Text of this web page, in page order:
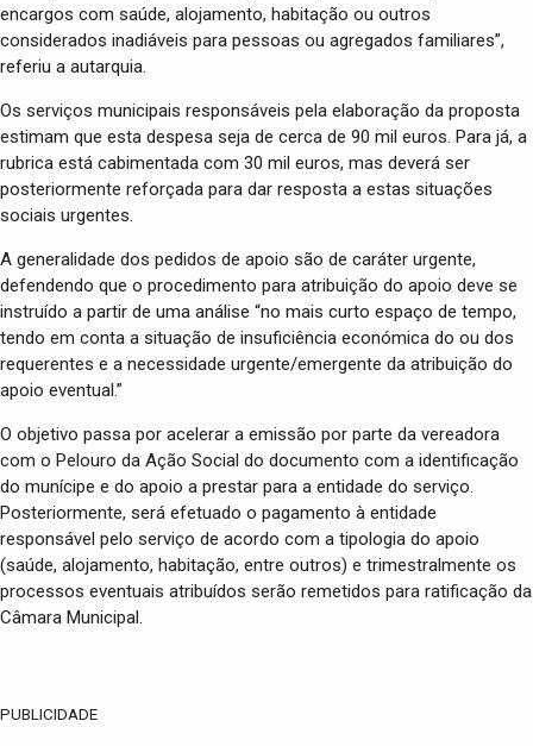
encargos com saúde, alojamento, habitação ou outros
considerados inadiáveis para pessoas ou agregados familiares”,
referiu a autarquia.
Os serviços municipais responsáveis pela elaboração da proposta
estimam que esta despesa seja de cerca de 90 mil euros. Para já, a
rubrica está cabimentada com 30 mil euros, mas deverá ser
posteriormente reforçada para dar resposta a estas situações
sociais urgentes.
A generalidade dos pedidos de apoio são de caráter urgente,
defendendo que o procedimento para atribuição do apoio deve se
instruído a partir de uma análise “no mais curto espaço de tempo,
tendo em conta a situação de insuficiência económica do ou dos
requerentes e a necessidade urgente/emergente da atribuição do
apoio eventual.”
O objetivo passa por acelerar a emissão por parte da vereadora
com o Pelouro da Ação Social do documento com a identificação
do munícipe e do apoio a prestar para a entidade do serviço.
Posteriormente, será efetuado o pagamento à entidade
responsável pelo serviço de acordo com a tipologia do apoio
(saúde, alojamento, habitação, entre outros) e trimestralmente os
processos eventuais atribuídos serão remetidos para ratificação da
Câmara Municipal.
PUBLICIDADE